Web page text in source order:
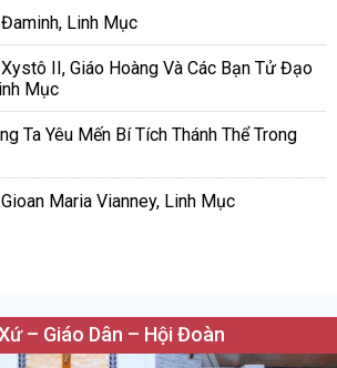
Linh Mục
II, Giáo Hoàng Và Các Bạn Tử Đạo
Mục
Ta Yêu Mến Bí Tích Thánh Thể Trong
Maria Vianney, Linh Mục
– Giáo Dân – Hội Đoàn